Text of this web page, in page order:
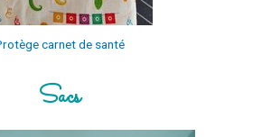
carnet de santé
Sacs